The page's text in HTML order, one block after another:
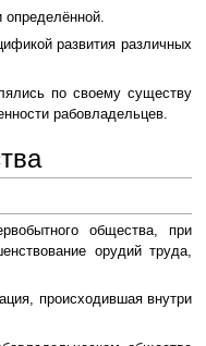
определённой.
развития различных
по своему существу
рабовладельцев.
общества, при
орудий труда,
происходившая внутри